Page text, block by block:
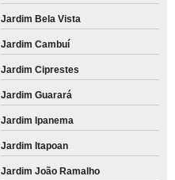
Jardim Bela Vista
Jardim Cambuí
Jardim Ciprestes
Jardim Guarará
Jardim Ipanema
Jardim Itapoan
Jardim João Ramalho